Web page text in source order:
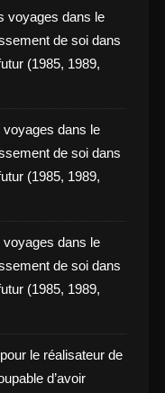
voyages dans le
de soi dans
(1985, 1989,
dans le
de soi dans
(1985, 1989,
dans le
de soi dans
(1985, 1989,
le réalisateur de
d’avoir